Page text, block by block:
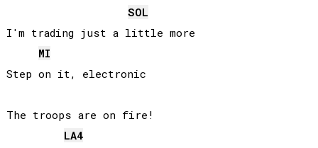
SOL
I'm trading just a little more
MI
Step on it, electronic
The troops are on fire!
LA4